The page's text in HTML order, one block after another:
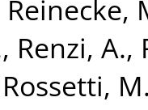
Reinecke,
, Renzi, A.,
Rossetti,